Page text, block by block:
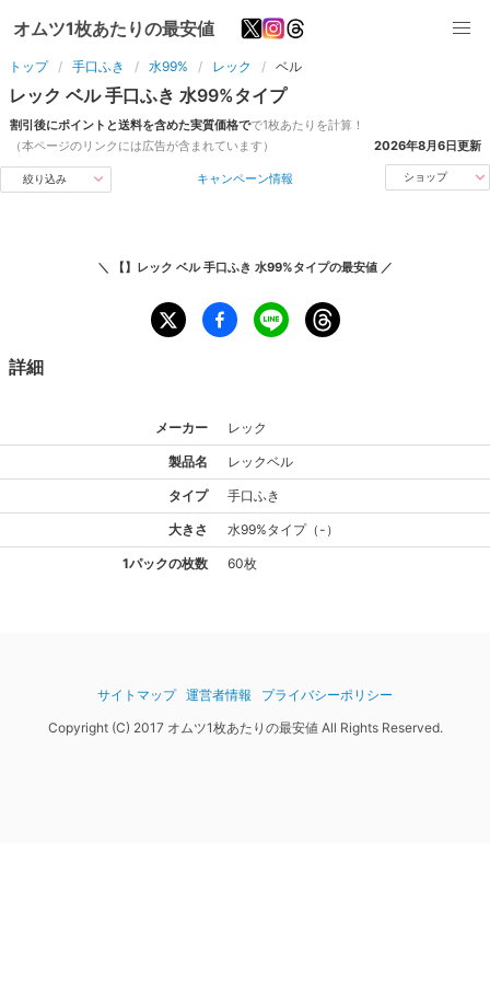
オムツ1枚あたりの最安値
トップ 手口ふき 水99% レック ベル
レック ベル 手口ふき 水99%タイプ
割引後にポイントと送料を含めた実質価格でで1枚あたりを計算！
（本ページのリンクには広告が含まれています）
2026年8月6日更新
絞り込み キャンペーン情報 ショップ
＼ 【】レック ベル 手口ふき 水99%タイプの最安値 ／
詳細
メーカー レック
製品名 レックベル
タイプ 手口ふき
大きさ 水99%タイプ（ - ）
1パックの枚数 60枚
サイトマップ 運営者情報
プライバシーポリシー
Copyright (C) 2017 オムツ1枚あたりの最安値 All Rights Reserved.